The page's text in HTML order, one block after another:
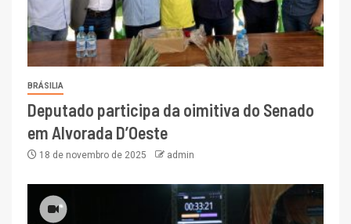
BRÁSILIA
Deputado participa da oimitiva do Senado
em Alvorada D’Oeste
18 de novembro de 2025 admin